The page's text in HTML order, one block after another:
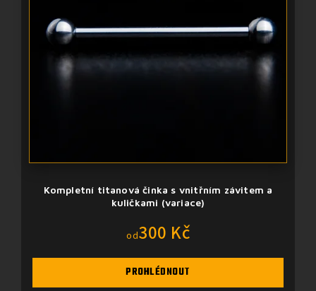
Kompletní titanová činka s vnitřním závitem a
kuličkami (variace)
od300 Kč
PROHLÉDNOUT